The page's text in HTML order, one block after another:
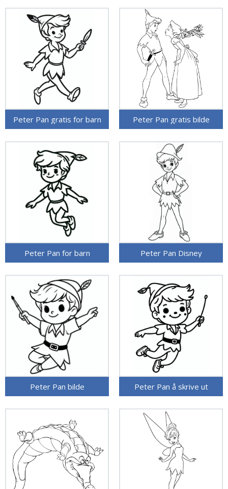
Peter Pan gratis for barn Peter Pan gratis bilde
Peter Pan for barn Peter Pan Disney
Peter Pan bilde Peter Pan å skrive ut